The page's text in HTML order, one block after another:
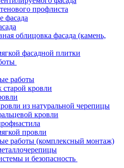
профлиста
фасада
облицовка фасада (камень,
фасадной плитки
работы
кровли
из натуральной черепицы
кровли
провли
работы (комплексный монтаж)
и безопасность